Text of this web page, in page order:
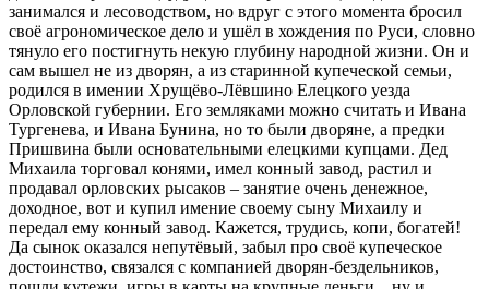
занимался и лесоводством, но вдруг с этого момента бросил
своё агрономическое дело и ушёл в хождения по Руси, словно
тянуло его постигнуть некую глубину народной жизни. Он и
сам вышел не из дворян, а из старинной купеческой семьи,
родился в имении Хрущёво-Лёвшино Елецкого уезда
Орловской губернии. Его земляками можно считать и Ивана
Тургенева, и Ивана Бунина, но то были дворяне, а предки
Пришвина были основательными елецкими купцами. Дед
Михаила торговал конями, имел конный завод, растил и
продавал орловских рысаков – занятие очень денежное,
доходное, вот и купил имение своему сыну Михаилу и
передал ему конный завод. Кажется, трудись, копи, богатей!
Да сынок оказался непутёвый, забыл про своё купеческое
достоинство, связался с компанией дворян-бездельников,